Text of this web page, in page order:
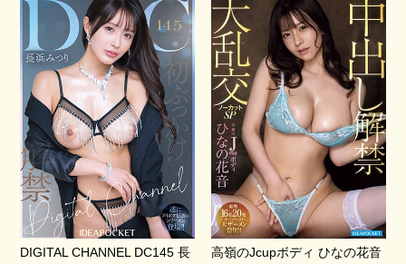
DIGITAL CHANNEL DC145 長
高嶺のJcupボディ ひなの花音